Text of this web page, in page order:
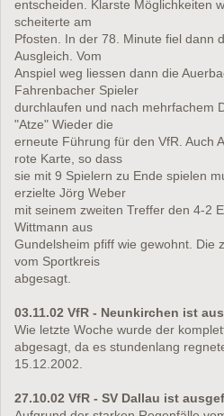
entscheiden. Klarste Möglichkeiten
scheiterte am
Pfosten. In der 78. Minute fiel dann
Ausgleich. Vom
Anspiel weg liessen dann die
Fahrenbacher Spieler
durchlaufen und nach mehrfachem
"Atze" Wieder die
erneute Führung für den VfR. Auch
rote Karte, so dass
sie mit 9 Spielern zu Ende spielen
erzielte Jörg Weber
mit seinem zweiten Treffer den 4-2
Wittmann aus
Gundelsheim pfiff wie gewohnt. Die
vom Sportkreis
abgesagt.
03.11.02 VfR - Neunkirchen ist
Wie letzte Woche wurde der
abgesagt, da es stundenlang
15.12.2002.
27.10.02 VfR - SV Dallau ist